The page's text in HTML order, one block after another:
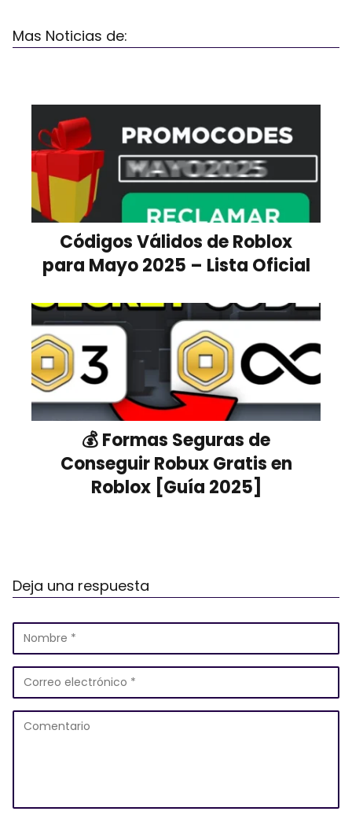
Mas Noticias de:
Códigos Válidos de Roblox
para Mayo 2025 – Lista Oficial
💰 Formas Seguras de
Conseguir Robux Gratis en
Roblox [Guía 2025]
Deja una respuesta